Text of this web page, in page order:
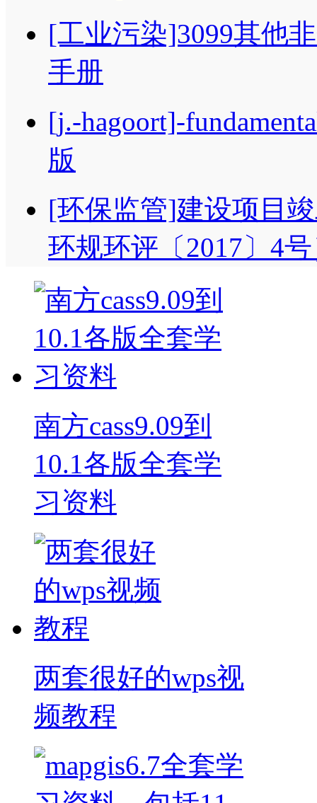
[工业污染]3099其他
手册
[j.-hagoort]-
版
[环保监管]建设项目
环规环评〔2017〕4
南方cass9.09到
10.1各版全套学
习资料
两套很好的wps视
频教程